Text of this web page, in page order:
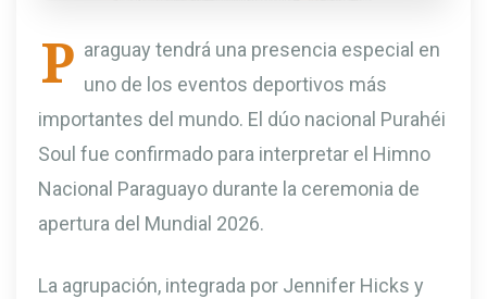
P araguay tendrá una presencia especial en
uno de los eventos deportivos más
importantes del mundo. El dúo nacional Purahéi
Soul fue confirmado para interpretar el Himno
Nacional Paraguayo durante la ceremonia de
apertura del Mundial 2026.
La agrupación, integrada por Jennifer Hicks y